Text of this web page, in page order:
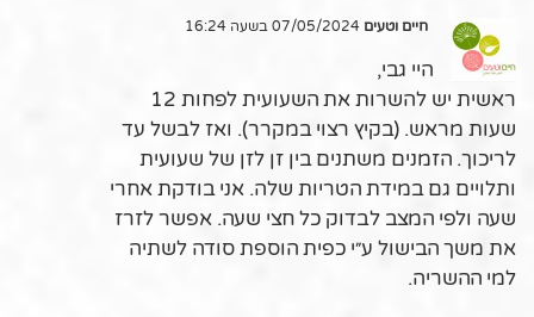
חיים וטעים
היי גבי,
ראשית יש להשרות את השעועית לפחות 12
שעות מראש. (בקיץ רצוי במקרר). ואז לבשל עד
לריכוך. הזמנים משתנים בין זן לזן של שעועית
ותלויים גם במידת הטריות שלה. אני בודקת אחרי
שעה ולפי המצב לבדוק כל חצי שעה. אפשר לזרז
את משך הבישול ע״י כפית הוספת סודה לשתיה
למי ההשריה.